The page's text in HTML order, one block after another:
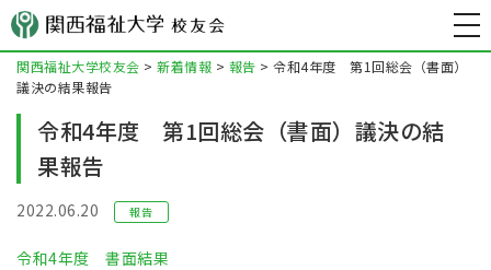
関西福祉大学校友会 > 新着情報 > 報告 > 令和4年度 第1回総会（書面）
議決の結果報告
令和4年度 第1回総会（書面）議決の結
果報告
2022.06.20 報告
令和4年度 書面結果